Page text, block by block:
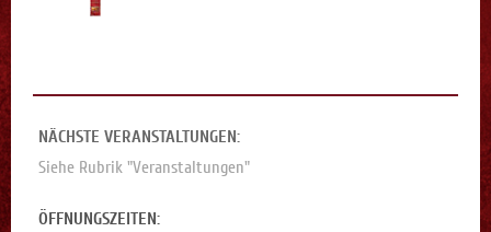
NÄCHSTE VERANSTALTUNGEN:
Siehe Rubrik "Veranstaltungen"
ÖFFNUNGSZEITEN: